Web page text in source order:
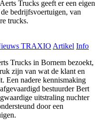
Trucks geeft er een eigen
bedrijfsvoertuigen, van
trucks.
TRAXIO Artikel Info
Trucks in Bornem bezoekt,
zijn van wat de klant en
Een nadere kennismaking
bestuurder Bert
uitstraling nuchter
door een